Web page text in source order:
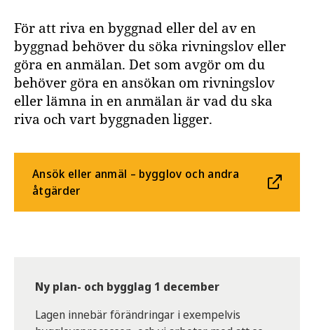
För att riva en byggnad eller del av en
byggnad behöver du söka rivningslov eller
göra en anmälan. Det som avgör om du
behöver göra en ansökan om rivningslov
eller lämna in en anmälan är vad du ska
riva och vart byggnaden ligger.
Ansök eller anmäl – bygglov och andra
åtgärder
Ny plan- och bygglag 1 december
Lagen innebär förändringar i exempelvis